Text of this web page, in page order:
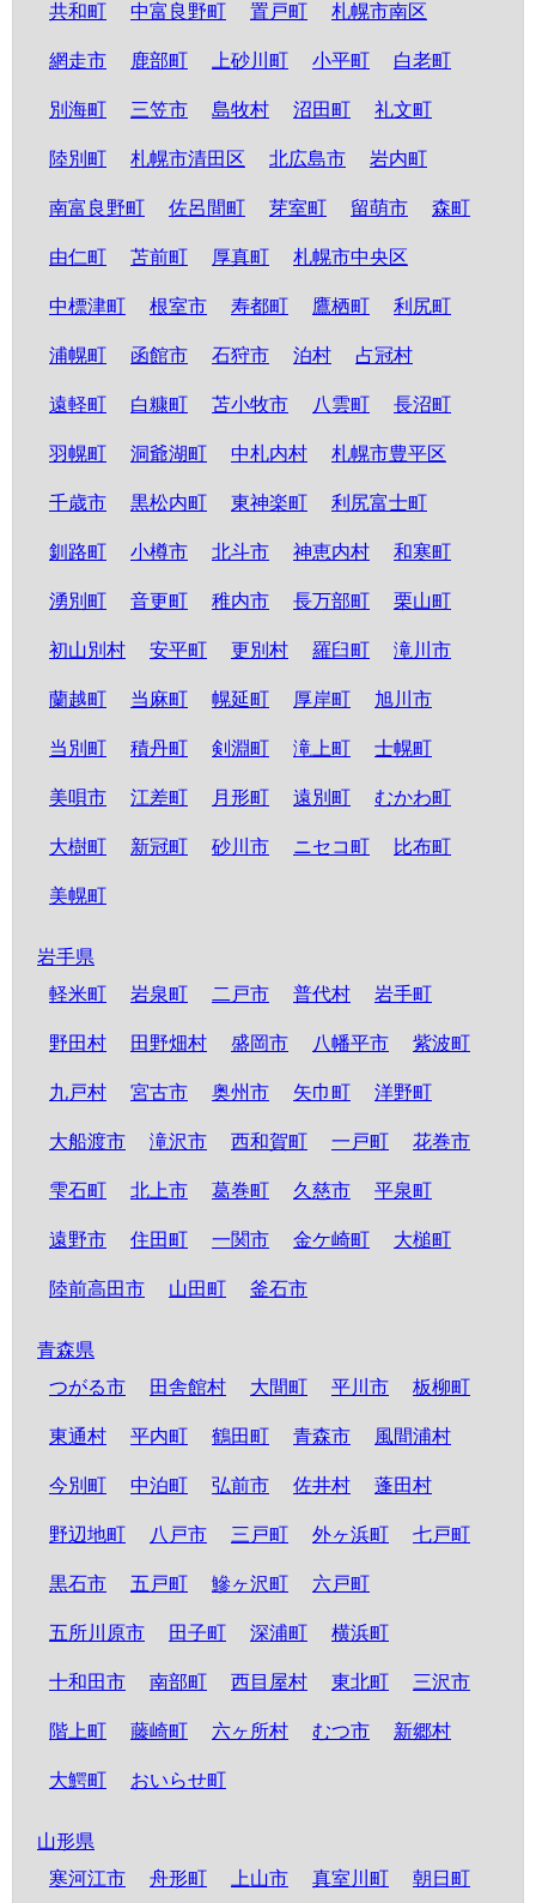
共和町 中富良野町 置戸町 札幌市南区
網走市 鹿部町 上砂川町 小平町 白老町
別海町 三笠市 島牧村 沼田町 礼文町
陸別町 札幌市清田区 北広島市 岩内町
南富良野町 佐呂間町 芽室町 留萌市 森町
由仁町 苫前町 厚真町 札幌市中央区
中標津町 根室市 寿都町 鷹栖町 利尻町
浦幌町 函館市 石狩市 泊村 占冠村
遠軽町 白糠町 苫小牧市 八雲町 長沼町
羽幌町 洞爺湖町 中札内村 札幌市豊平区
千歳市 黒松内町 東神楽町 利尻富士町
釧路町 小樽市 北斗市 神恵内村 和寒町
湧別町 音更町 稚内市 長万部町 栗山町
初山別村 安平町 更別村 羅臼町 滝川市
蘭越町 当麻町 幌延町 厚岸町 旭川市
当別町 積丹町 剣淵町 滝上町 士幌町
美唄市 江差町 月形町 遠別町 むかわ町
大樹町 新冠町 砂川市 ニセコ町 比布町
美幌町
岩手県
軽米町
岩泉町 二戸市 普代村 岩手町
野田村 田野畑村 盛岡市 八幡平市 紫波町
九戸村 宮古市 奥州市 矢巾町 洋野町
大船渡市 滝沢市 西和賀町 一戸町 花巻市
雫石町 北上市 葛巻町 久慈市 平泉町
遠野市 住田町 一関市 金ケ崎町 大槌町
陸前高田市 山田町 釜石市
青森県
つがる市
田舎館村 大間町 平川市 板柳町
東通村 平内町 鶴田町 青森市 風間浦村
今別町 中泊町 弘前市 佐井村 蓬田村
野辺地町 八戸市 三戸町 外ヶ浜町 七戸町
黒石市 五戸町 鰺ヶ沢町 六戸町
五所川原市 田子町 深浦町 横浜町
十和田市 南部町 西目屋村 東北町 三沢市
階上町 藤崎町 六ヶ所村 むつ市 新郷村
大鰐町 おいらせ町
山形県
寒河江市
舟形町 上山市 真室川町 朝日町